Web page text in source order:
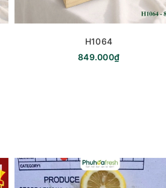
H1064
849.000₫